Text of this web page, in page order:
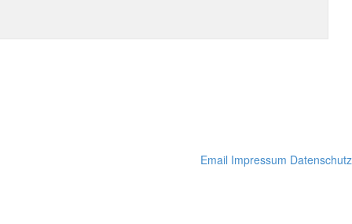
Email Impressum Datenschutz